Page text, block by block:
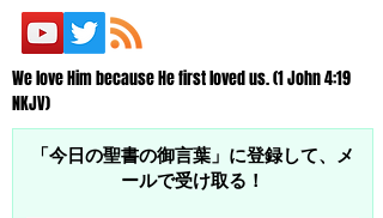
We love Him because He first loved us. (1 John 4:19
NKJV)
「今日の聖書の御言葉」に登録して、メ
ールで受け取る！